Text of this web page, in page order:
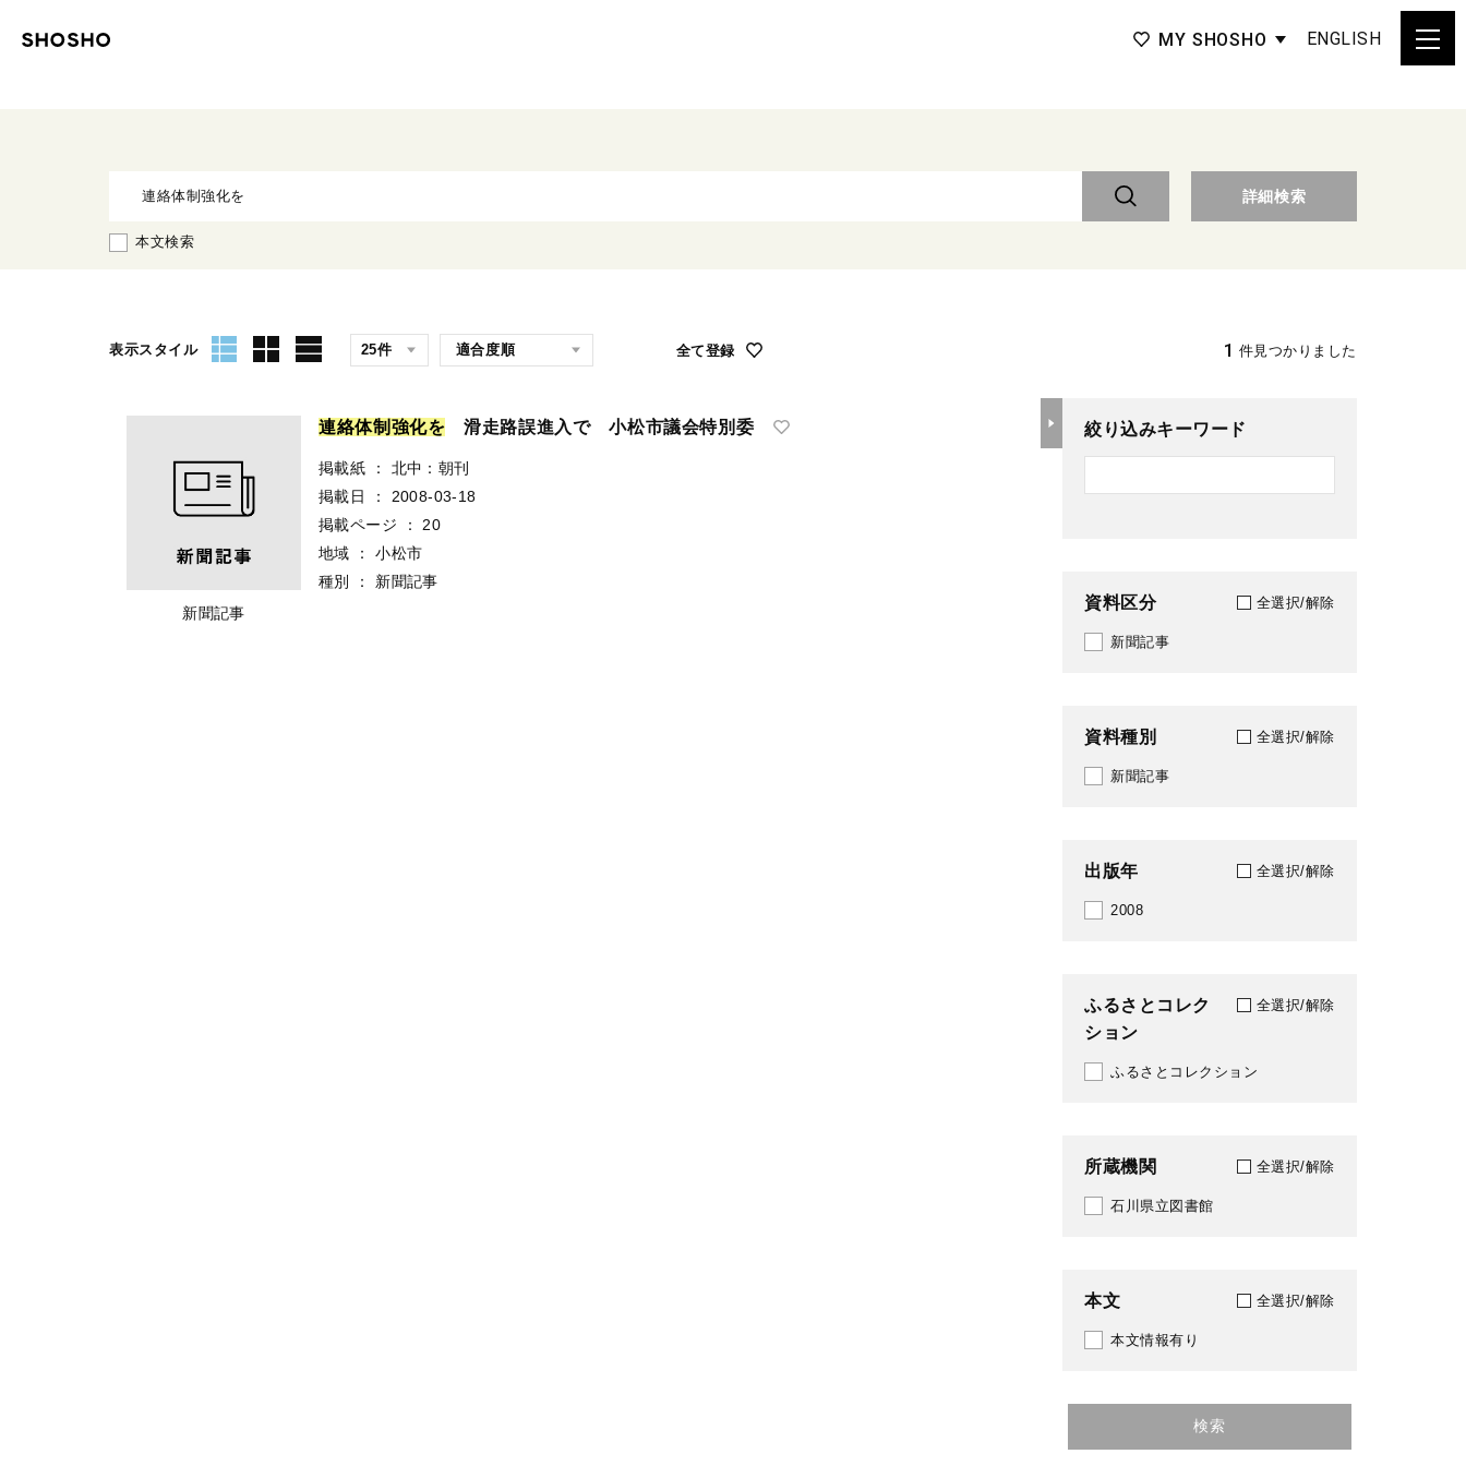
MY SHOSHO ENGLISH
詳細検索
本文検索
表示スタイル 全て登録 1 件見つかりました
新聞記事
連絡体制 強化を 滑走路誤進入で 小松市議会特別委
掲載紙 ：
北中：朝刊
掲載日
：
2008-03-18
掲載ページ
：
20
地域
：
小松市
種別
： 新聞記事
絞り込みキーワード
資料区分 全選択/解除
新聞記事
資料種別 全選択/解除
新聞記事
出版年 全選択/解除
2008
ふるさとコレク
ション
全選択/解除
ふるさとコレクション
所蔵機関 全選択/解除
石川県立図書館
本文 全選択/解除
本文情報有り
検索